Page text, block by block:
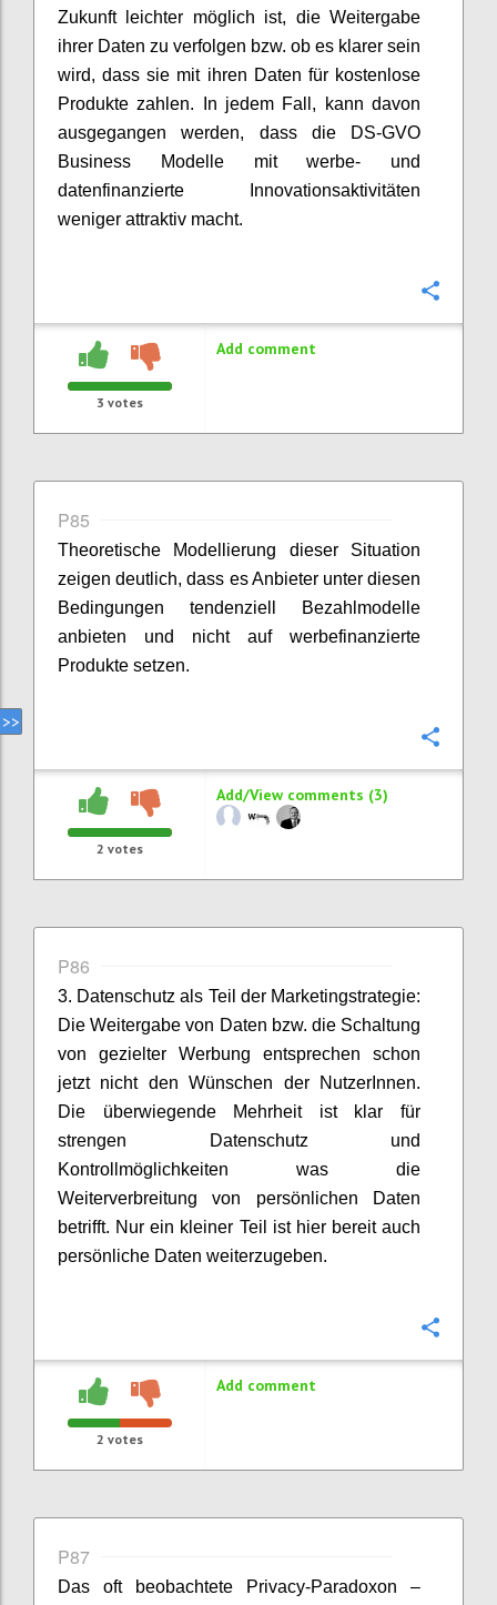
Zukunft leichter möglich ist, die Weitergabe
ihrer Daten zu verfolgen bzw. ob es klarer sein
wird, dass sie mit ihren Daten für kostenlose
Produkte zahlen. In jedem Fall, kann davon
ausgegangen werden, dass die DS-GVO
Business Modelle mit werbe- und
datenfinanzierte Innovationsaktivitäten
weniger attraktiv macht.
3 votes
Add comment
P85
Theoretische Modellierung dieser Situation
zeigen deutlich, dass es Anbieter unter diesen
Bedingungen tendenziell Bezahlmodelle
anbieten und nicht auf werbefinanzierte
Produkte setzen.
2 votes
Add/View comments (3)
P86
3. Datenschutz als Teil der Marketingstrategie:
Die Weitergabe von Daten bzw. die Schaltung
von gezielter Werbung entsprechen schon
jetzt nicht den Wünschen der NutzerInnen.
Die überwiegende Mehrheit ist klar für
strengen Datenschutz und
Kontrollmöglichkeiten was die
Weiterverbreitung von persönlichen Daten
betrifft. Nur ein kleiner Teil ist hier bereit auch
persönliche Daten weiterzugeben.
2 votes
Add comment
P87
Das oft beobachtete Privacy-Paradoxon –